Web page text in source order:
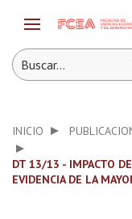
INICIO
DT 13/13 - IMPACTO
EVIDENCIA DE LA